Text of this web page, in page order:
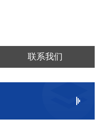
联系我们